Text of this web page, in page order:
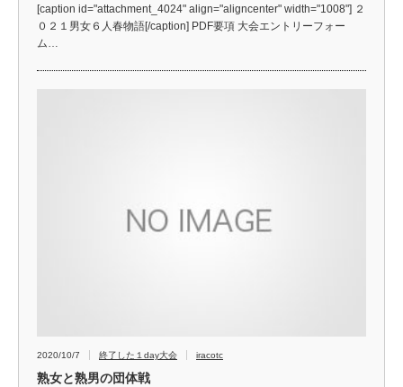
[caption id="attachment_4024" align="aligncenter" width="1008"] ２
０２１男女６人春物語[/caption] PDF要項 大会エントリーフォー
ム…
2020/10/7 終了した１day大会 iracotc
熟女と熟男の団体戦